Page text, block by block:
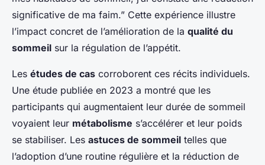
significative de ma faim.” Cette expérience illustre
l’impact concret de l’amélioration de la qualité du
sommeil sur la régulation de l’appétit.
Les études de cas corroborent ces récits individuels.
Une étude publiée en 2023 a montré que les
participants qui augmentaient leur durée de sommeil
voyaient leur métabolisme s’accélérer et leur poids
se stabiliser. Les astuces de sommeil telles que
l’adoption d’une routine régulière et la réduction de